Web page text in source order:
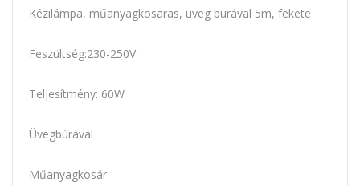
Kézilámpa, műanyagkosaras, üveg burával 5m, fekete
Feszültség:230-250V
Teljesítmény: 60W
Üvegbúrával
Műanyagkosár